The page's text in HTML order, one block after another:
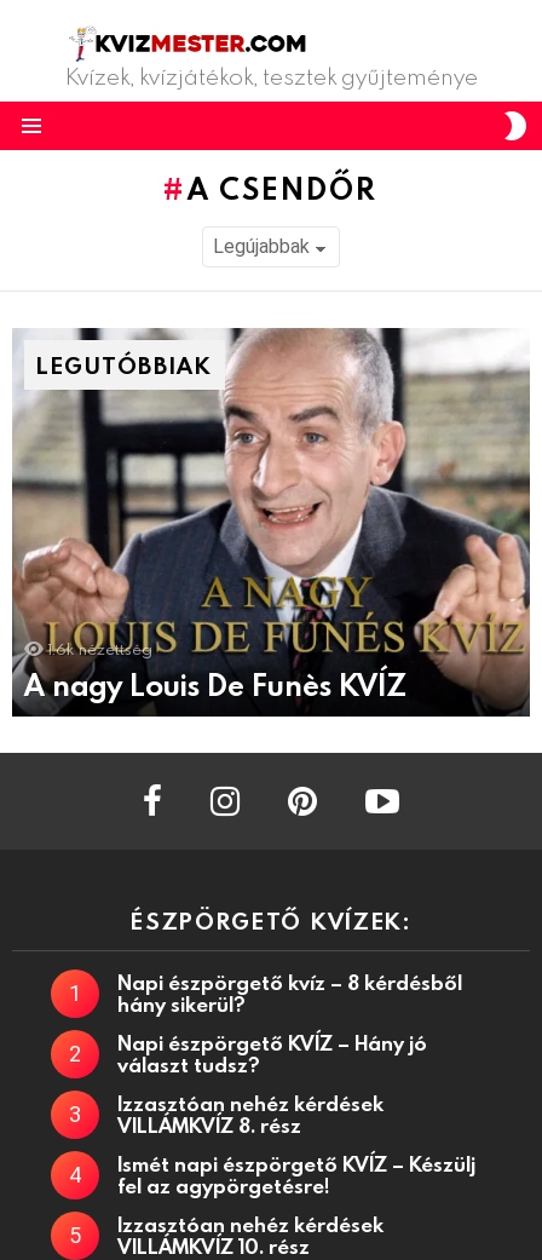
Kvízek, kvízjátékok, tesztek gyűjteménye
A CSENDŐR
LEGUTÓBBIAK
1.6k nézettség
A nagy Louis De Funès KVÍZ
facebook instagram
ÉSZPÖRGETŐ KVÍZEK:
Napi észpörgető kvíz – 8 kérdésből
hány sikerül?
Napi észpörgető KVÍZ – Hány jó
választ tudsz?
Izzasztóan nehéz kérdések
VILLÁMKVÍZ 8. rész
Ismét napi észpörgető KVÍZ – Készülj
fel az agypörgetésre!
Izzasztóan nehéz kérdések
VILLÁMKVÍZ 10. rész